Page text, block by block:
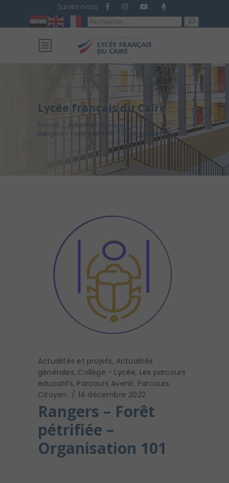
Suivez-nous
Recherche
pour :
Lycée français du Caire
Accueil / Actualités et projets
/
Rangers – Forêt pétrifiée – Organisation 101
Actualités et projets, Actualités
générales, Collège - Lycée, Les parcours
éducatifs, Parcours Avenir, Parcours
Citoyen
14 décembre 2022
Rangers – Forêt
pétrifiée –
Organisation 101